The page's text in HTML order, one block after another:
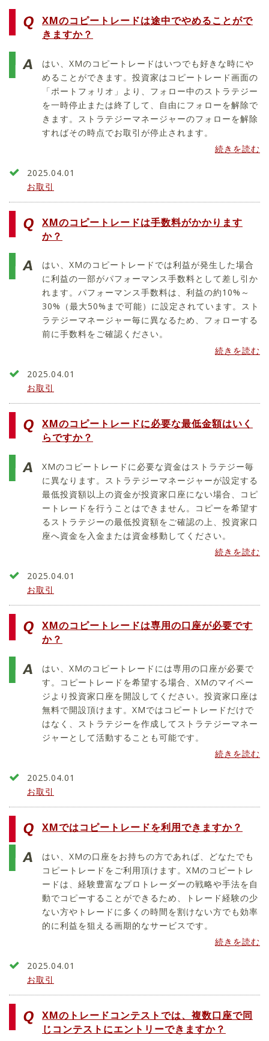
XMのコピートレードは途中でやめることがで
きますか？
はい、XMのコピートレードはいつでも好きな時にや
めることができます。投資家はコピートレード画面の
「ポートフォリオ」より、フォロー中のストラテジー
を一時停止または終了して、自由にフォローを解除で
きます。ストラテジーマネージャーのフォローを解除
すればその時点でお取引が停止されます。
続きを読む
2025.04.01
お取引
XMのコピートレードは手数料がかかります
か？
はい、XMのコピートレードでは利益が発生した場合
に利益の一部がパフォーマンス手数料として差し引か
れます。パフォーマンス手数料は、利益の約10%～
30%（最大50%まで可能）に設定されています。スト
ラテジーマネージャー毎に異なるため、フォローする
前に手数料をご確認ください。
続きを読む
2025.04.01
お取引
XMのコピートレードに必要な最低金額はいく
らですか？
XMのコピートレードに必要な資金はストラテジー毎
に異なります。ストラテジーマネージャーが設定する
最低投資額以上の資金が投資家口座にない場合、コピ
ートレードを行うことはできません。コピーを希望す
るストラテジーの最低投資額をご確認の上、投資家口
座へ資金を入金または資金移動してください。
続きを読む
2025.04.01
お取引
XMのコピートレードは専用の口座が必要です
か？
はい、XMのコピートレードには専用の口座が必要で
す。コピートレードを希望する場合、XMのマイペー
ジより投資家口座を開設してください。投資家口座は
無料で開設頂けます。XMではコピートレードだけで
はなく、ストラテジーを作成してストラテジーマネー
ジャーとして活動することも可能です。
続きを読む
2025.04.01
お取引
XMではコピートレードを利用できますか？
はい、XMの口座をお持ちの方であれば、どなたでも
コピートレードをご利用頂けます。XMのコピートレ
ードは、経験豊富なプロトレーダーの戦略や手法を自
動でコピーすることができるため、トレード経験の少
ない方やトレードに多くの時間を割けない方でも効率
的に利益を狙える画期的なサービスです。
続きを読む
2025.04.01
お取引
XMのトレードコンテストでは、複数口座で同
じコンテストにエントリーできますか？